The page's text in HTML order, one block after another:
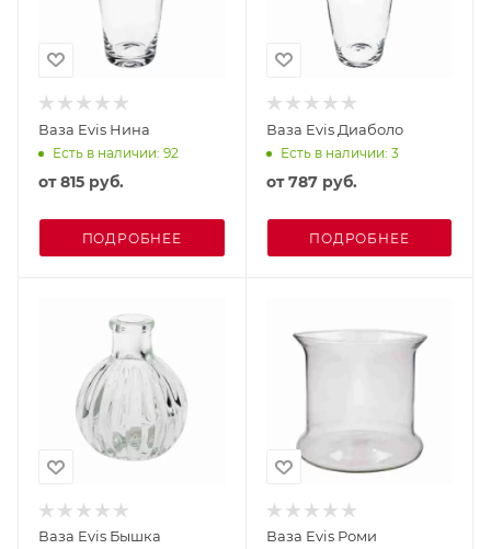
Ваза Evis Нина
Есть в наличии: 92
от815 руб.
ПОДРОБНЕЕ
Ваза Evis Диаболо
Есть в наличии: 3
от787 руб.
ПОДРОБНЕЕ
Ваза Evis Бышка Ваза Evis Роми